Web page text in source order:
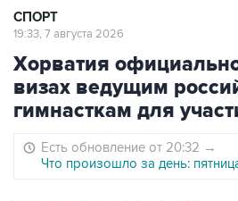
СПОРТ
19:33, 7 августа 2026
Хорватия
визах ведущим
гимнасткам для
Есть обновление от 20:32 →
Что произошло за день: